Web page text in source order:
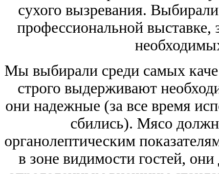
сухого вызревания.
профессиональной выставке,
Мы выбирали среди самых
строго выдерживают
они надежные (за все время
сбились). Мясо
органолептическим
в зоне видимости гостей,